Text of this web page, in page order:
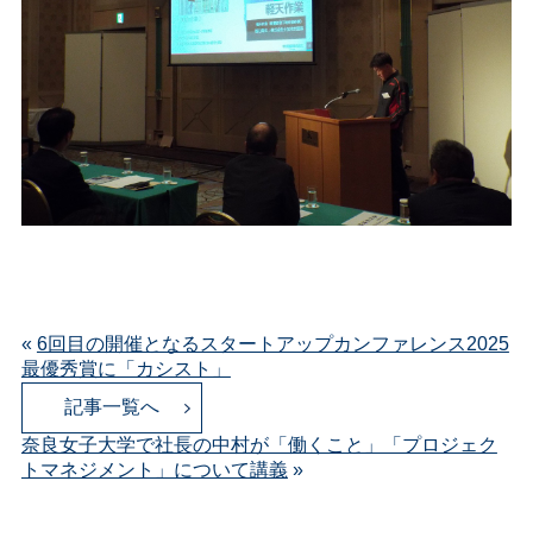
« 6回目の開催となるスタートアップカンファレンス2025
最優秀賞に「カシスト」
記事一覧へ
奈良女子大学で社長の中村が「働くこと」「プロジェク
トマネジメント」について講義»